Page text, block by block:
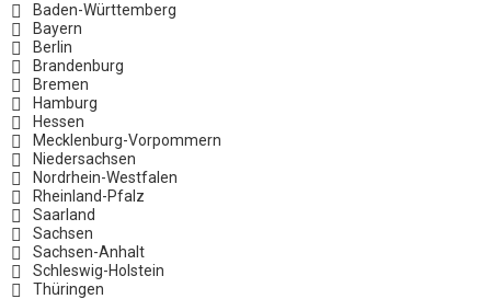
Baden-Württemberg
Bayern
Berlin
Brandenburg
Bremen
Hamburg
Hessen
Mecklenburg-Vorpommern
Niedersachsen
Nordrhein-Westfalen
Rheinland-Pfalz
Saarland
Sachsen
Sachsen-Anhalt
Schleswig-Holstein
Thüringen